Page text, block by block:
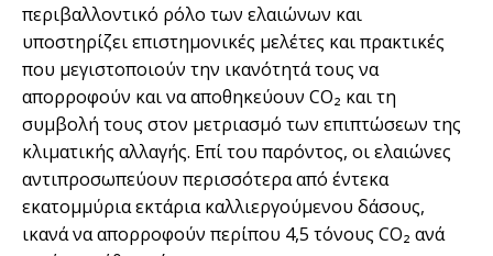
περιβαλλοντικό ρόλο των ελαιώνων και
υποστηρίζει επιστημονικές μελέτες και πρακτικές
που μεγιστοποιούν την ικανότητά τους να
απορροφούν και να αποθηκεύουν CO₂ και τη
συμβολή τους στον μετριασμό των επιπτώσεων της
κλιματικής αλλαγής. Επί του παρόντος, οι ελαιώνες
αντιπροσωπεύουν περισσότερα από έντεκα
εκατομμύρια εκτάρια καλλιεργούμενου δάσους,
ικανά να απορροφούν περίπου 4,5 τόνους CO₂ ανά